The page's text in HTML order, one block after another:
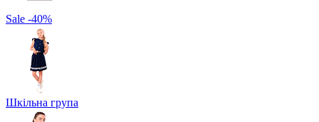
Sale -40%
Шкільна група